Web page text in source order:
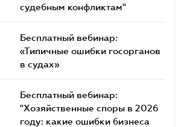
судебным конфликтам"
Бесплатный вебинар:
«Типичные ошибки госорганов
в судах»
Бесплатный вебинар:
"Хозяйственные споры в 2026
году: какие ошибки бизнеса